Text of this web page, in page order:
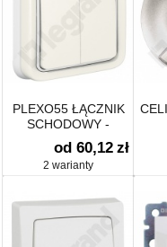
PLEXO55 ŁĄCZNIK
SCHODOWY -
KOMPLET
PODTYNKOWY
od 60,12 zł
2 warianty